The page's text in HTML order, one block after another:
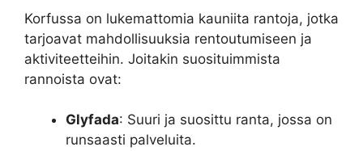
Korfussa on lukemattomia kauniita rantoja, jotka
tarjoavat mahdollisuuksia rentoutumiseen ja
aktiviteetteihin. Joitakin suosituimmista
rannoista ovat:
Glyfada: Suuri ja suosittu ranta, jossa on
runsaasti palveluita.